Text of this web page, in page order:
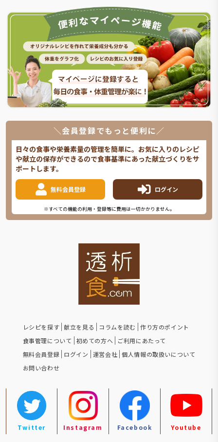
＼会員登録でもっと便利に／
日々の食事や栄養素量の管理を簡単に。お気に入りのレシピ
や献立の保存ができるので食事基準にあった献立づくりをサ
ポートします。
無料会員登録 ログイン
※すべての機能の利用・登録等に費用は一切かかりません。
レシピを探す 献立を見る コラムを読む
作り方のポイント
食事管理について
初めての方へ
ご利用にあたって
無料会員登録 ログイン 運営会社 個人情報の取扱いについて
お問い合わせ
Twitter Instagram Facebook Youtube